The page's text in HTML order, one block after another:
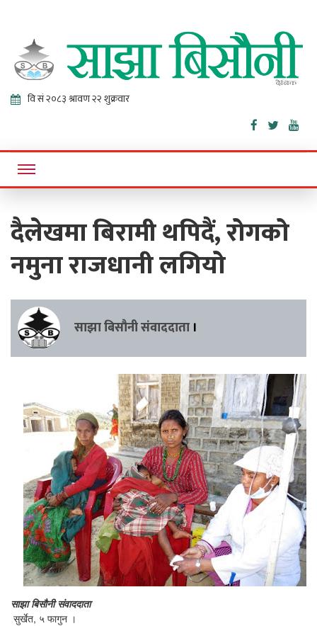
Sajha
Bisaunee
Online News Portal
दैलेखमा बिरामी थपिदैं, रोगको
नमुना राजधानी लगियो
साझा बिसौनी संवाददाता ।
साझा बिसौनी संवाददाता
सुर्खेत, ५ फागुन ।